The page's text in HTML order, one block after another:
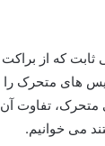
که از
های متحرک
تفاوت آن
می خوانیم.